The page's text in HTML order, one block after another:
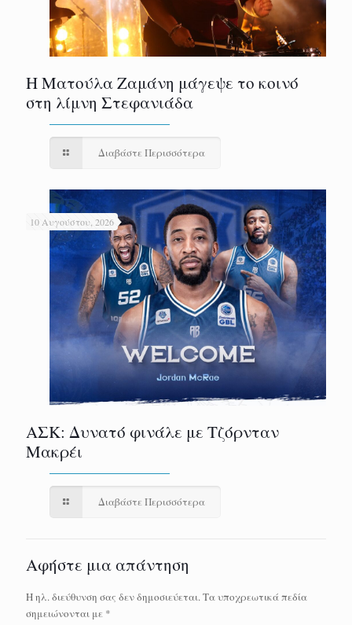
Η Ματούλα Ζαμάνη μάγεψε το κοινό
στη λίμνη Στεφανιάδα
Διαβάστε Περισσότερα
10 Αυγούστου, 2026
ΑΣΚ: Δυνατό φινάλε με Τζόρνταν
Μακρέι
Διαβάστε Περισσότερα
Αφήστε μια απάντηση
Η ηλ. διεύθυνση σας δεν δημοσιεύεται.Τα υποχρεωτικά πεδία
σημειώνονται με *